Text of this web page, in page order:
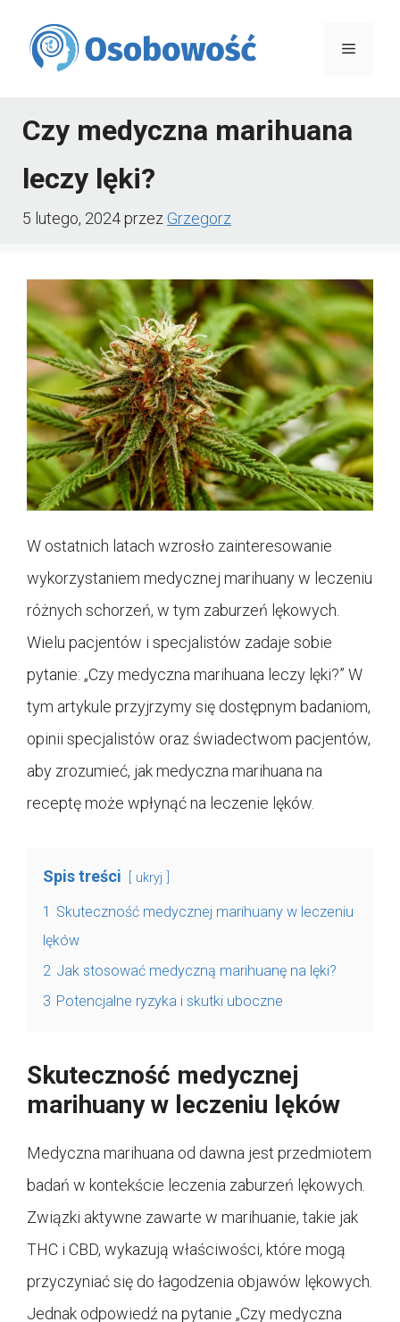
Menu
Czy medyczna marihuana
leczy lęki?
5 lutego, 2024przez Grzegorz
W ostatnich latach wzrosło zainteresowanie
wykorzystaniem medycznej marihuany w leczeniu
różnych schorzeń, w tym zaburzeń lękowych.
Wielu pacjentów i specjalistów zadaje sobie
pytanie: „Czy medyczna marihuana leczy lęki?” W
tym artykule przyjrzymy się dostępnym badaniom,
opinii specjalistów oraz świadectwom pacjentów,
aby zrozumieć, jak medyczna marihuana na
receptę może wpłynąć na leczenie lęków.
Spis treści ukryj
1 Skuteczność medycznej marihuany w leczeniu
lęków
2 Jak stosować medyczną marihuanę na lęki?
3 Potencjalne ryzyka i skutki uboczne
Skuteczność medycznej
marihuany w leczeniu lęków
Medyczna marihuana od dawna jest przedmiotem
badań w kontekście leczenia zaburzeń lękowych.
Związki aktywne zawarte w marihuanie, takie jak
THC i CBD, wykazują właściwości, które mogą
przyczyniać się do łagodzenia objawów lękowych.
Jednak odpowiedź na pytanie „Czy medyczna